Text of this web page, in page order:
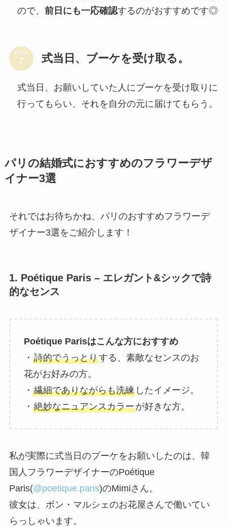
ので、 前日にも一応確認するのがおすすめです◎
STEP 式当日、ブーケを受け取る。
式当日、お願いしていた人にブーケを受け取りに
行ってもらい、それを自分の元に届けてもらう。
パリの結婚式におすすめのフラワーデザ
イナー3選
それではお待ちかね、パリのおすすめフラワーデ
ザイナー3選をご紹介します！
1. Poétique Paris – エレガント&シックで詩
的なセンス
Poétique Parisはこんな方におすすめ
・ 詩的でうっとりする、素敵なセンスのお
花がお好みの方。
・ 繊細でありながらも洗練したイメージ。
・ 絶妙なニュアンスカラーが好きな方。
私が実際に式当日のブーケをお願いしたのは、韓
国人フラワーデザイナーのPoétique
Paris(@poetique.paris)のMimiさん。
彼女は、ボン・マルシェのお花屋さんで働いてい
らっしゃいます。